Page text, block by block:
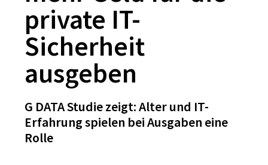
private IT-
Sicherheit
ausgeben
G DATA Studie zeigt: Alter und IT-
Erfahrung spielen bei Ausgaben eine
Rolle